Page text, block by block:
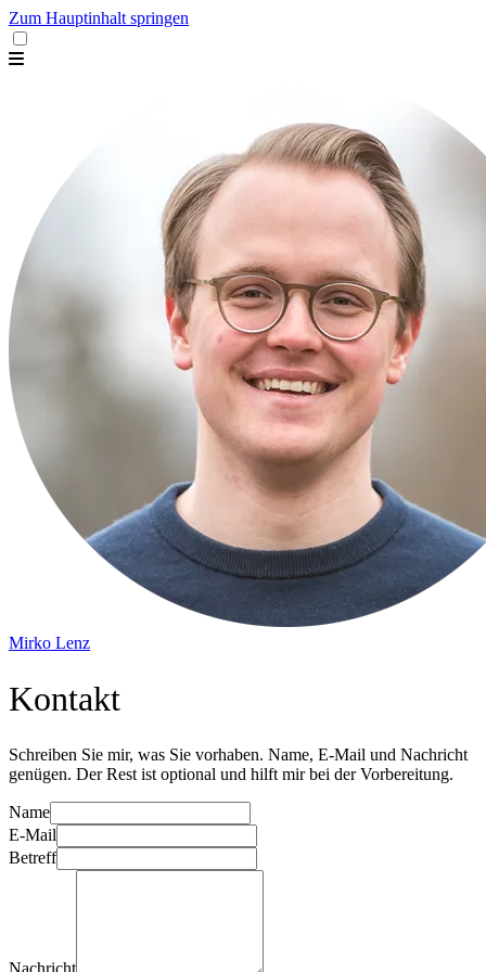
Zum Hauptinhalt springen
Mirko Lenz
Kontakt
Schreiben Sie mir, was Sie vorhaben. Name, E-Mail und Nachricht
genügen. Der Rest ist optional und hilft mir bei der Vorbereitung.
Name
E-Mail
Betreff
Nachricht